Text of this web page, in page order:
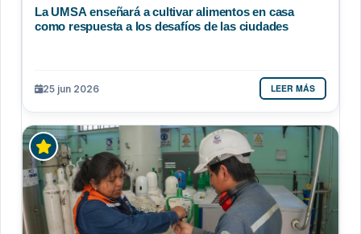
La UMSA enseñará a cultivar alimentos en casa
como respuesta a los desafíos de las ciudades
25 jun 2026 LEER MÁS